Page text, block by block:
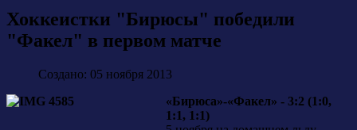
Хоккеистки "Бирюсы" победили
"Факел" в первом матче
Создано: 05 ноября 2013
«Бирюса»-«Факел» - 3:2 (1:0,
1:1, 1:1)